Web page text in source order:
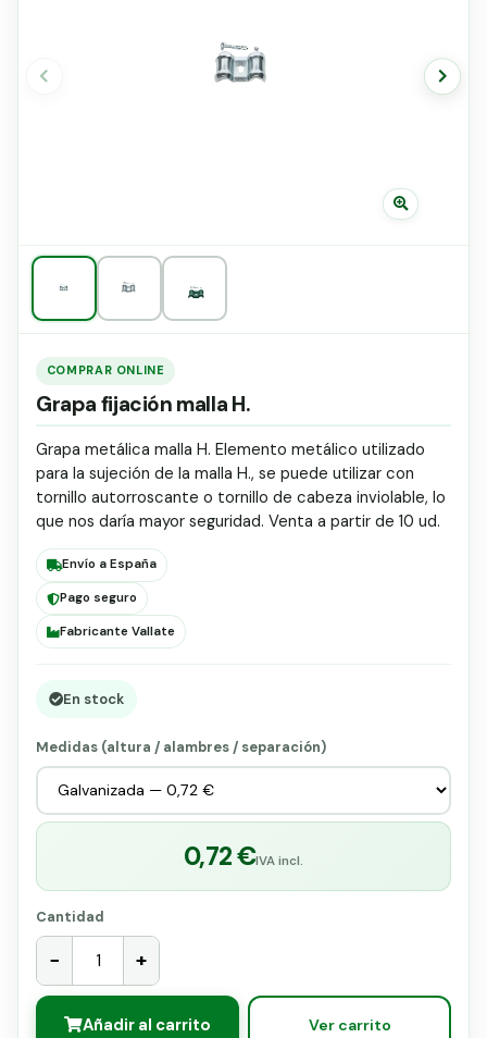
COMPRAR ONLINE
Grapa fijación malla H.
Grapa metálica malla H. Elemento metálico utilizado
para la sujeción de la malla H., se puede utilizar con
tornillo autorroscante o tornillo de cabeza inviolable, lo
que nos daría mayor seguridad. Venta a partir de 10 ud.
Envío a España
Pago seguro
Fabricante Vallate
En stock
Medidas (altura / alambres / separación)
0,72 €IVA incl.
Cantidad
− +
Añadir al carrito Ver carrito